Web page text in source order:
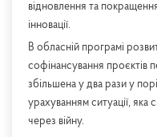
відновлення та
інновації.
В обласній програмі
софінансування
збільшена у два рази у
урахуванням ситуації, яка
через війну.